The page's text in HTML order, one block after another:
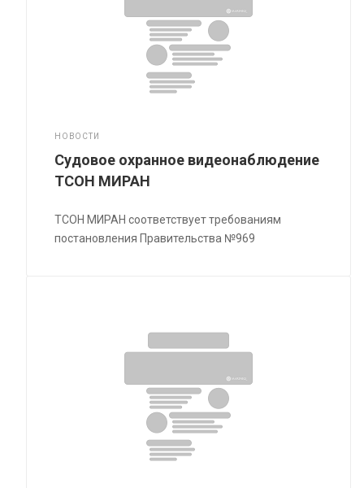
НОВОСТИ
Судовое охранное видеонаблюдение
ТСОН МИРАН
ТСОН МИРАН соответствует требованиям
постановления Правительства №969